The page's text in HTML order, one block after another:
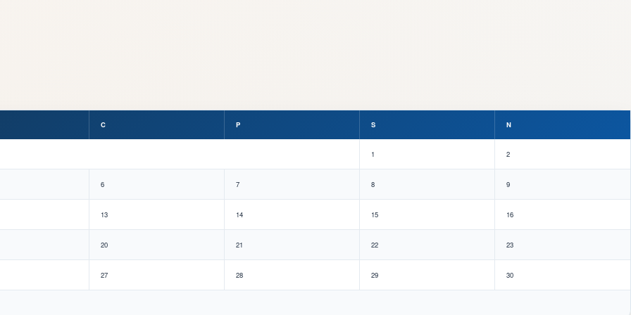
C P S N
1 2
6 7 8 9
13 14 15 16
20 21 22 23
27 28 29 30